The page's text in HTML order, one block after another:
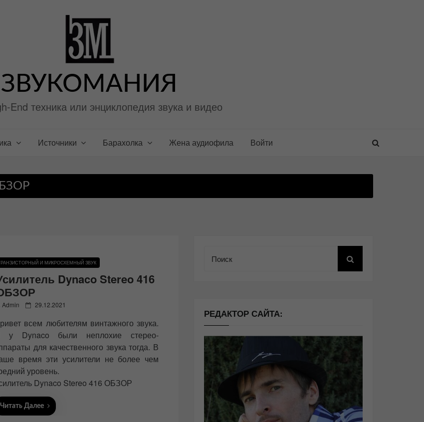
ЗВУКОМАНИЯ
End техника или энциклопедия звука и видео
Источники Барахолка Жена аудиофила Войти
И МИКРОСХЕМНЫЙ ЗВУК
Dynaco Stereo 416
Admin
P
s
e
d
o
29.12.2021
всем любителям винтажного звука.
у Dynaco были неплохие стерео-
для качественного звука тогда. В
время эти усилители не более чем
уровень.
Dynaco Stereo 416 ОБЗОР
Читать Далее
РЕДАКТОР САЙТА: